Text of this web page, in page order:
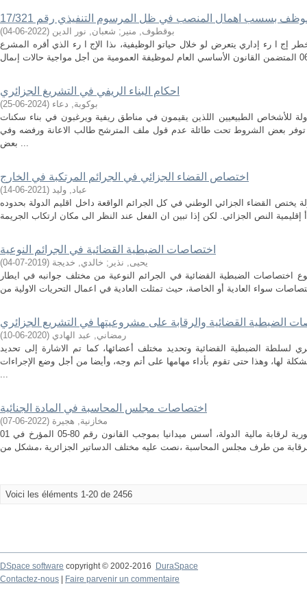
بسسب اهمال المنصب في ظل المرسوم التنفيذي رقم 17/321
بوقطوف, منير ; شعبان, نور الدين (
2022-06-04
)
إج ا رء إداري يتعرض لو خلال حياتو الوظيفية، ىذا الإج ا رء الذي أقره المشرع
احكام البناء الريفي في التشريغ الجزائري
بوكوبة, دعاء (
2024-06-25
)
للأشخاص الطبيعيين اللذين يقيمون في مناطق ريفية ويرغبون في بناء سكنات
بعض الشروط تحت طائلة عدم قول ملف المترشح طالب الاعانة ورفضه وفي
بعض ...
اختصاص القضاء الجزائي في الجرائم المرتكبة في الخارج
عباد, وليد (
2021-06-14
)
يختص القضاء الجزائي الوطني في كل الجرائم الواقعة داخل اقليم الدولة بحدوده
اختصاصات الضبطية القضائية في الجرائم النوعية
يحيى, نذير ; خالدي, خديجة (
2019-07-04
)
اختصاصات الضبطية القضائية في الجرائم النوعية من مختلف جوانبه في ايطار
الضبطية القضائية والرقابة على مشروعيتها في التشريع الجزائري
رمضاني, عبد الهادي (
2020-06-10
)
لسلطة الضبطية القضائية وتحديد مختلف أعضائها، كما تم الاشارة إلى تحديد
لها، وهذا حتى تقوم بأداء مهامها على أتم وجه، وأيضا من أجل وضع الإجراءات
...
اختصاصات مجلس المحاسبة في المادة الجنائية
مخازنية, هجيرة (
2022-06-07
)
يعتبر مجلس المحاسبة الجزائري ألية دستورية لرقابة مالية الدولة، أسس ميدانيا بموجب القانون رقم 80-05 المؤرخ في 01
Voici les éléments 1-20 de 2456
DSpace software copyright © 2002-2016
DuraSpace
Contactez-nous
Faire parvenir un commentaire